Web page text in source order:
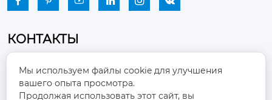
КОНТАКТЫ

Промышленный парк, город Наньцзяо,
район Чжоуцунь, город Цзыбо, провинция
Шаньдун
Мы используем файлы cookie для улучшения
вашего опыта просмотра.
Продолжая использовать этот сайт, вы